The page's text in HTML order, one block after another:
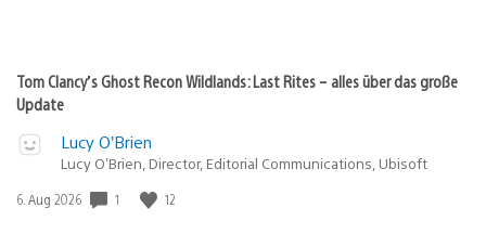
Tom Clancy’s Ghost Recon Wildlands: Last Rites – alles über das große
Update
Lucy O’Brien
Lucy O’Brien, Director, Editorial Communications, Ubisoft
Veröffentlichungsdatum:
6. Aug 2026 1 12